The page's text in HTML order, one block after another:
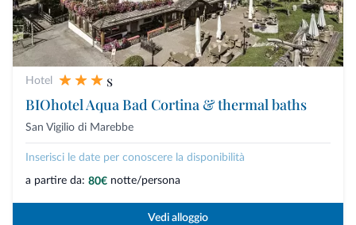
Hotel
s
BIOhotel Aqua Bad Cortina & thermal baths
San Vigilio di Marebbe
Inserisci le date per conoscere la disponibilità
a partire da: 80€ notte/persona
Vedi alloggio